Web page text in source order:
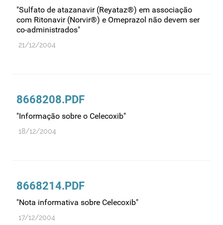
"Sulfato de atazanavir (Reyataz®) em associação
com Ritonavir (Norvir®) e Omeprazol não devem ser
co-administrados"
21/12/2004
8668208.PDF
"Informação sobre o Celecoxib"
18/12/2004
8668214.PDF
"Nota informativa sobre Celecoxib"
17/12/2004